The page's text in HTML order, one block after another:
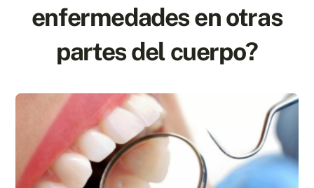
enfermedades en otras
partes del cuerpo?